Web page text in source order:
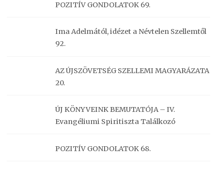
POZITÍV GONDOLATOK 69.
Ima Adelmától, idézet a Névtelen Szellemtől
92.
AZ ÚJSZÖVETSÉG SZELLEMI MAGYARÁZATA
20.
ÚJ KÖNYVEINK BEMUTATÓJA – IV.
Evangéliumi Spiritiszta Találkozó
POZITÍV GONDOLATOK 68.